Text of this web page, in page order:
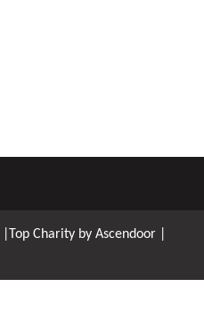
|Top Charity by Ascendoor